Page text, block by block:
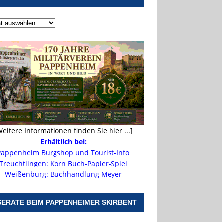
Informationen finden Sie hier ...]
Erhältlich bei:
Burgshop und Tourist-Info
Treuchtlingen: Korn Buch-Papier-Spiel
Weißenburg: Buchhandlung Meyer
BEIM PAPPENHEIMER SKIRBENT